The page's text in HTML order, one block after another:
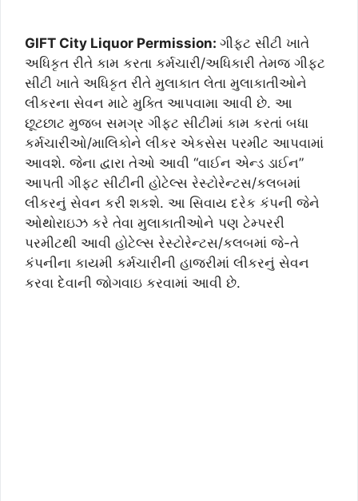
GIFT City Liquor Permission: ગીફ્ટ સીટી ખાતે
અધિકૃત રીતે કામ કરતા કર્મચારી/અધિકારી તેમજ ગીફ્ટ
સીટી ખાતે અધિકૃત રીતે મુલાકાત લેતા મુલાકાતીઓને
લીકરના સેવન માટે મુક્તિ આપવામા આવી છે. આ
છૂટછાટ મુજબ સમગ્ર ગીફટ સીટીમાં કામ કરતાં બધા
કર્મચારીઓ/માલિકોને લીકર એકસેસ પરમીટ આપવામાં
આવશે. જેના દ્વારા તેઓ આવી “વાઈન એન્ડ ડાઈન”
આપતી ગીફટ સીટીની હોટેલ્સ રેસ્ટોરેન્ટસ/કલબમાં
લીકરનું સેવન કરી શકશે. આ સિવાય દરેક કંપની જેને
ઓથોરાઇઝ કરે તેવા મુલાકાતીઓને પણ ટેમ્પરરી
પરમીટથી આવી હોટેલ્સ રેસ્ટોરેન્ટસ/કલબમાં જે-તે
કંપનીના કાયમી કર્મચારીની હાજરીમાં લીકરનું સેવન
કરવા દેવાની જોગવાઇ કરવામાં આવી છે.